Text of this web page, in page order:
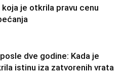
je otkrila pravu cenu
dve godine: Kada je
istinu iza zatvorenih vrata